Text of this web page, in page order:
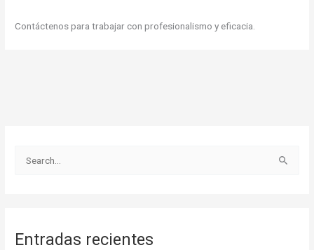
Contáctenos para trabajar con profesionalismo y eficacia.
a
Entradas recientes